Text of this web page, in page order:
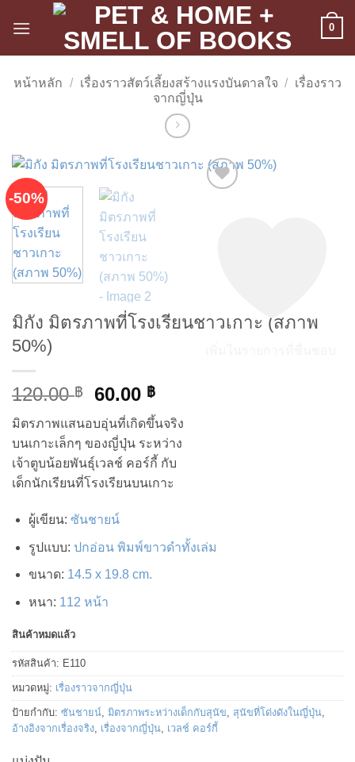
0
หน้าหลัก / เรื่องราวสัตว์เลี้ยงสร้างแรงบันดาลใจ / เรื่องราว
จากญี่ปุ่น
-50%
มิกัง มิตรภาพที่โรงเรียนชาวเกาะ (สภาพ
50%)
120.00฿
Original
price
was:
120.00 ฿.
60.00 ฿Current
price
is:
60.00 ฿.
มิตรภาพแสนอบอุ่นที่เกิดขึ้นจริง
บนเกาะเล็กๆ ของญี่ปุ่น ระหว่าง
เจ้าตูบน้อยพันธุ์เวลช์ คอร์กี้ กับ
เด็กนักเรียนที่โรงเรียนบนเกาะ
ผู้เขียน: ซันชายน์
รูปแบบ: ปกอ่อน พิมพ์ขาวดำทั้งเล่ม
ขนาด: 14.5 x 19.8 cm.
หนา: 112 หน้า
สินค้าหมดแล้ว
รหัสสินค้า: E110
หมวดหมู่: เรื่องราวจากญี่ปุ่น
ป้ายกำกับ: ซันชายน์, มิตรภาพระหว่างเด็กกับสุนัข, สุนัขที่โด่งดังในญี่ปุ่น,
อ้างอิงจากเรื่องจริง, เรื่องจากญี่ปุ่น, เวลช์ คอร์กี้